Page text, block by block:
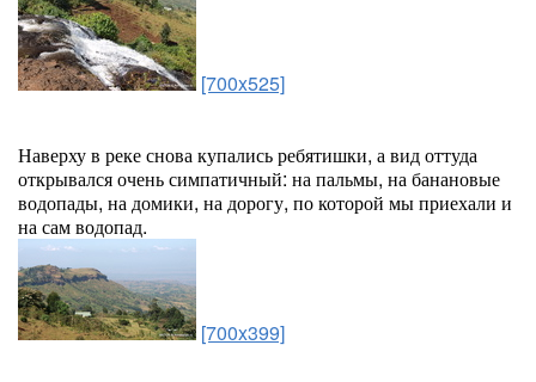
[700x525]
Наверху в реке снова купались ребятишки, а вид оттуда
открывался очень симпатичный: на пальмы, на банановые
водопады, на домики, на дорогу, по которой мы приехали и
на сам водопад.
[700x399]